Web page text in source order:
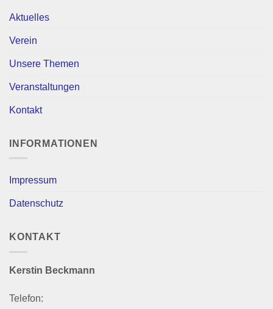
Aktuelles
Verein
Unsere Themen
Veranstaltungen
Kontakt
INFORMATIONEN
Impressum
Datenschutz
KONTAKT
Kerstin Beckmann
Telefon: